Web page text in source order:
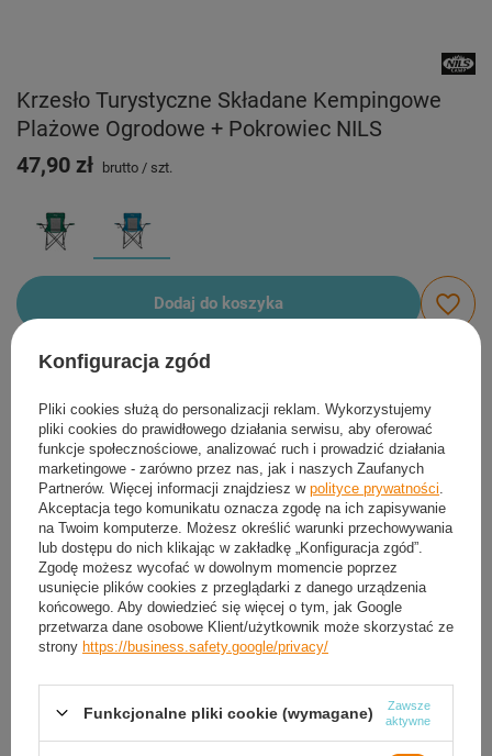
Krzesło Turystyczne Składane Kempingowe
Plażowe Ogrodowe + Pokrowiec NILS
47,90 zł
brutto / szt.
Dodaj do koszyka
Możesz kupić także poprzez:
Produkt dostępny Wysyłkajutro
Darmowa i szybka dostawaod50,00 zł
30dni na łatwy zwrot
Sprawdź, w którym sklepie obejrzysz i kupisz od ręki
Bezpieczne zakupy
OPIS
GWARANCJA
Konfiguracja zgód
Pliki cookies służą do personalizacji reklam. Wykorzystujemy
pliki cookies do prawidłowego działania serwisu, aby oferować
funkcje społecznościowe, analizować ruch i prowadzić działania
marketingowe - zarówno przez nas, jak i naszych Zaufanych
Partnerów. Więcej informacji znajdziesz w polityce prywatności
Akceptacja tego komunikatu oznacza zgodę na ich zapisywanie
na Twoim komputerze. Możesz określić warunki przechowywania
lub dostępu do nich klikając w zakładkę „Konfiguracja zgód”.
Zgodę możesz wycofać w dowolnym momencie poprzez
usunięcie plików cookies z przeglądarki z danego urządzenia
końcowego. Aby dowiedzieć się więcej o tym, jak Google
przetwarza dane osobowe Klient/użytkownik może skorzystać ze
strony https://business.safety.google/privacy/
Funkcjonalne pliki cookie (wymagane)
Zawsze
aktywne